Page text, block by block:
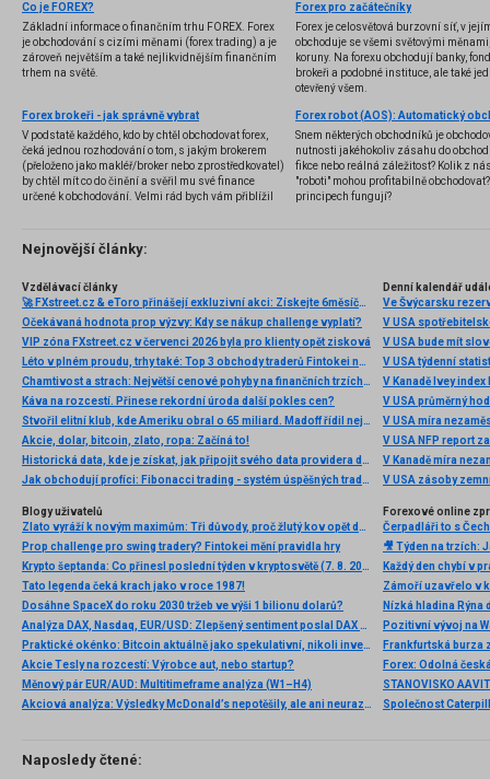
Co je FOREX?
Základní informace o finančním trhu FOREX. Forex
je obchodování s cizími měnami (forex trading) a je
zároveň největším a také nejlikvidnějším finančním
trhem na světě.
Forex pro začátečníky
Forex je celosvětová burzovní síť, v
obchoduje se všemi světovými
koruny. Na forexu obchodují banky,
brokeři a podobné instituce, ale také
otevřený všem.
Forex brokeři - jak správně vybrat
V podstatě každého, kdo by chtěl obchodovat forex,
čeká jednou rozhodování o tom, s jakým brokerem
(přeloženo jako makléř/broker nebo zprostředkovatel)
by chtěl mít co do činění a svěřil mu své finance
určené k obchodování. Velmi rád bych vám přiblížil
několik příkladů nejznámějších z nich.
Snem některých obchodníků je
nutnosti jakéhokoliv zásahu do
fikce nebo reálná záležitost? Kolik z
"roboti" mohou profitabilně
principech fungují?
Nejnovější články:
Vzdělávací články
🚀 FXstreet.cz & eToro přinášejí exkluzivní akci: Získejte 6měsíční členství ve VIP zóně ZDARMA
Očekávaná hodnota prop výzvy: Kdy se nákup challenge vyplatí?
VIP zóna FXstreet.cz v červenci 2026 byla pro klienty opět zisková
Léto v plném proudu, trhy také: Top 3 obchody traderů Fintokei na indexech a zlatě
Chamtivost a strach: Největší cenové pohyby na finančních trzích (červenec 2026)
Káva na rozcestí. Přinese rekordní úroda další pokles cen?
Stvořil elitní klub, kde Ameriku obral o 65 miliard. Madoff řídil největší Ponzi dějin
Akcie, dolar, bitcoin, zlato, ropa: Začíná to!
Historická data, kde je získat, jak připojit svého data providera do MultiCharts a proč je budeme potřebovat? (4. díl)
Jak obchodují profíci: Fibonacci trading - systém úspěšných traderů
Denní kalendář
Ve Švýcarsku
V USA
V USA bude mít
V USA týdenní
V Kanadě Ivey index
V USA průměrný
V USA míra
V USA NFP report
V Kanadě míra
V USA zásoby
Blogy uživatelů
Zlato vyráží k novým maximům: Tři důvody, proč žlutý kov opět dominuje
Prop challenge pro swing tradery? Fintokei mění pravidla hry
Krypto šeptanda: Co přinesl poslední týden v kryptosvětě (7. 8. 2026)
Tato legenda čeká krach jako v roce 1987!
Dosáhne SpaceX do roku 2030 tržeb ve výši 1 bilionu dolarů?
Analýza DAX, Nasdaq, EUR/USD: Zlepšený sentiment poslal DAX na nová maxima
Praktické okénko: Bitcoin aktuálně jako spekulativní, nikoli investiční aktivum
Akcie Tesly na rozcestí: Výrobce aut, nebo startup?
Měnový pár EUR/AUD: Multitimeframe analýza (W1–H4)
Akciová analýza: Výsledky McDonald’s nepotěšily, ale ani neurazily. Jakou vizi společnost prezentovala?
Forexové online
Nízká hladina
Pozitivní vývoj na
Frankfurtská burza
Naposledy čtené: